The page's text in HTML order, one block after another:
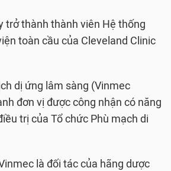
trở thành thành viên Hệ thống
toàn cầu của Cleveland Clinic
dị ứng lâm sàng (Vinmec
đơn vị được công nhận có năng
trị của Tổ chức Phù mạch di
là đối tác của hãng dược